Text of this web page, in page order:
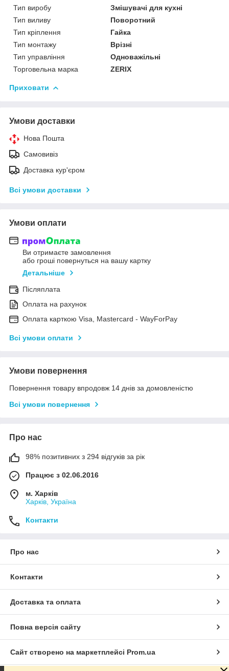
Тип виробу
Змішувачі для кухні
Тип виливу
Поворотний
Тип кріплення
Гайка
Тип монтажу
Врізні
Тип управління
Одноважільні
Торговельна марка
ZERIX
Приховати
Умови доставки
Нова Пошта
Самовивіз
Доставка кур'єром
Всі умови доставки
Умови оплати
Ви отримаєте замовлення
або гроші повернуться на вашу картку
Детальніше
Післяплата
Оплата на рахунок
Оплата карткою Visa, Mastercard - WayForPay
Всі умови оплати
Умови повернення
Повернення товару впродовж 14 днів за домовленістю
Всі умови повернення
Про нас
98% позитивних з 294 відгуків за рік
Працює з 02.06.2016
м. Харків
Харків, Україна
Контакти
Про нас
Контакти
Доставка та оплата
Повна версія сайту
Сайт створено на маркетплейсі Prom.ua